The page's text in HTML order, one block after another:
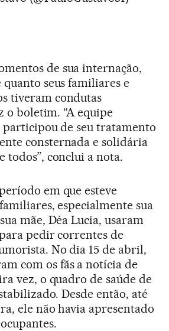
de sua internação,
seus familiares e
tiveram condutas
o boletim. “A equipe
de seu tratamento
consternada e solidária
todos”, conclui a nota.
em que esteve
especialmente sua
mãe, Déa Lucia, usaram
pedir correntes de
No dia 15 de abril,
com os fãs a notícia de
vez, o quadro de saúde de
Desde então, até
ele não havia apresentado